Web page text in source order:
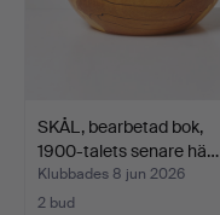
SKÅL, bearbetad bok,
1900-talets senare hä…
Klubbades 8 jun 2026
2 bud